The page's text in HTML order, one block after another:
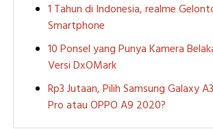
1 Tahun di Indonesia, realme
Smartphone
10 Ponsel yang Punya Kamera
Versi DxOMark
Rp3 Jutaan, Pilih Samsung Galaxy
Pro atau OPPO A9 2020?